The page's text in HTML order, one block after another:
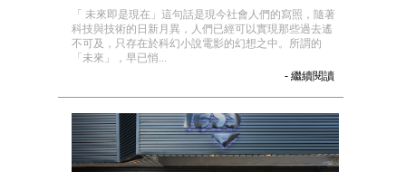
「 未來即是現在」這句話是現今社會人們的寫照，隨著
科技與技術的日新月異，人們已經可以實現那些過去遙
不可及，只存在於科幻小說電影的幻想之中。所謂的
「未來」，早已悄...
- 繼續閱讀